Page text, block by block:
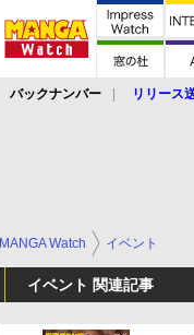
バックナンバー リリース
MANGA Watch イベント
イベント 関連記事